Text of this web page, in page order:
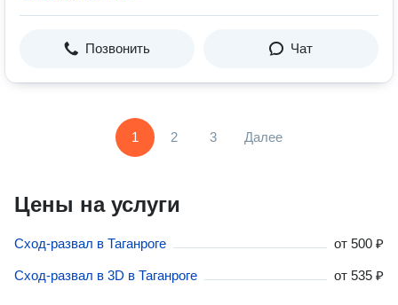
Позвонить Чат
1 2 3 Далее
Цены на услуги
Сход-развал в Таганроге от 500 ₽
Сход-развал в 3D в Таганроге от 535 ₽